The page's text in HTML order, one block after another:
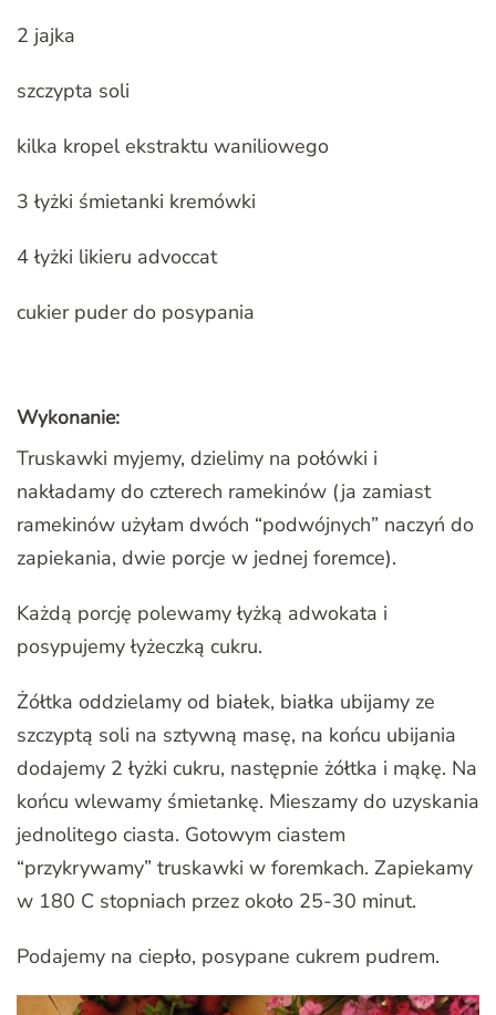
2 jajka
szczypta soli
kilka kropel ekstraktu waniliowego
3 łyżki śmietanki kremówki
4 łyżki likieru advoccat
cukier puder do posypania
Wykonanie:
Truskawki myjemy, dzielimy na połówki i
nakładamy do czterech ramekinów (ja zamiast
ramekinów użyłam dwóch “podwójnych” naczyń do
zapiekania, dwie porcje w jednej foremce).
Każdą porcję polewamy łyżką adwokata i
posypujemy łyżeczką cukru.
Żółtka oddzielamy od białek, białka ubijamy ze
szczyptą soli na sztywną masę, na końcu ubijania
dodajemy 2 łyżki cukru, następnie żółtka i mąkę. Na
końcu wlewamy śmietankę. Mieszamy do uzyskania
jednolitego ciasta. Gotowym ciastem
“przykrywamy” truskawki w foremkach. Zapiekamy
w 180 C stopniach przez około 25-30 minut.
Podajemy na ciepło, posypane cukrem pudrem.